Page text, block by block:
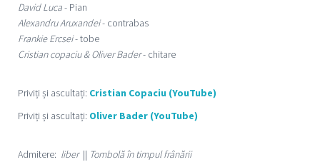
David Luca- Pian
Alexandru Aruxandei- contrabas
Frankie Ercsei- tobe
Cristian copaciu & Oliver Bader- chitare
Priviți și ascultați: Cristian Copaciu (YouTube)
Priviți și ascultați: Oliver Bader (YouTube)
Admitere: liber || Tombolă în timpul frânării